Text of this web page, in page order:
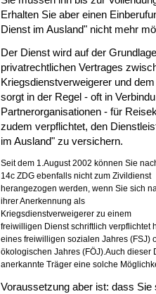
Erhalten Sie aber einen
Dienst im Ausland" nicht mehr
Der Dienst wird auf der
privatrechtlichen Vertrages
Kriegsdienstverweigerer und
sorgt in der Regel - oft in
Partnerorganisationen - für
zudem verpflichtet, den
im Ausland" zu versichern.
Seit dem 1.August 2002 können Sie
14c ZDG ebenfalls nicht zum Zivildienst
herangezogen werden, wenn Sie sich
ihrer Anerkennung als
Kriegsdienstverweigerer zu einem
freiwilligen Dienst schriftlich verpflichtet
eines freiwilligen sozialen Jahres (FSJ)
ökologischen Jahres (FÖJ).Auch
anerkannte Träger eine solche
Voraussetzung aber ist: dass